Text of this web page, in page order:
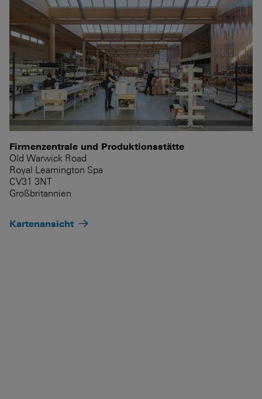
Firmenzentrale und Produktionsstätte
Old Warwick Road
Royal Leamington Spa
CV31 3NT
Großbritannien
Kartenansicht